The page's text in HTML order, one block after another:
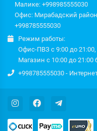
Малике: +998985555030
Офис: Мирабадский
+998785555030
Режим работы:
Офис-ПВЗ с 9:00 до
Магазин с 10:00 до 21:00
+998785555030 -